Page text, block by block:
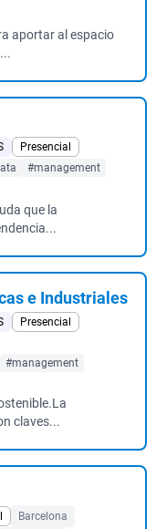
aportar al espacio
Presencial
#management
que la
e Industriales
Presencial
#management
claves...
Barcelona